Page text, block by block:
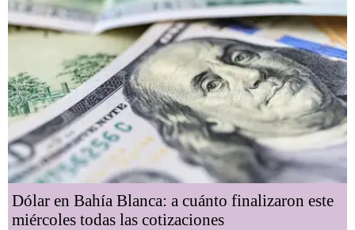
Dólar en Bahía Blanca: a cuánto finalizaron este
miércoles todas las cotizaciones